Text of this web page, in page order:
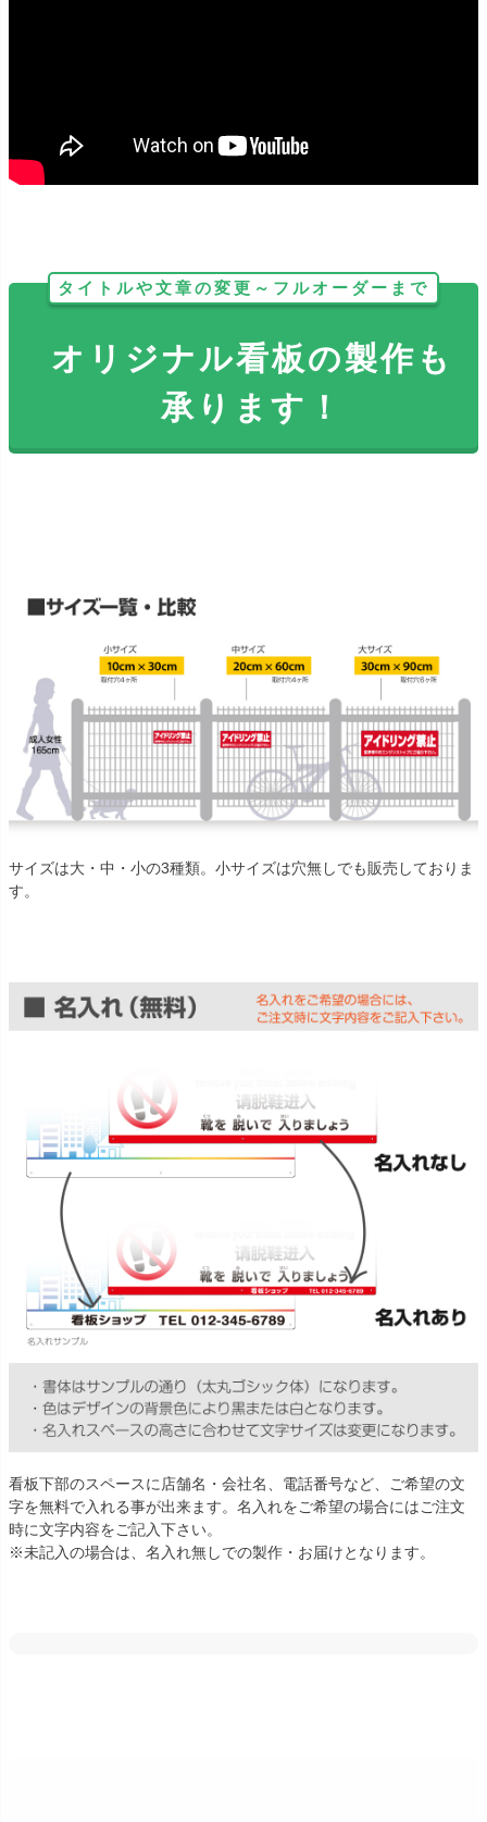
タイトルや文章の変更～フルオーダーまで
オリジナル看板の製作も
承ります！
サイズは大・中・小の3種類。小サイズは穴無しでも販売しておりま
す。
看板下部のスペースに店舗名・会社名、電話番号など、ご希望の文
字を無料で入れる事が出来ます。名入れをご希望の場合にはご注文
時に文字内容をご記入下さい。
※未記入の場合は、名入れ無しでの製作・お届けとなります。